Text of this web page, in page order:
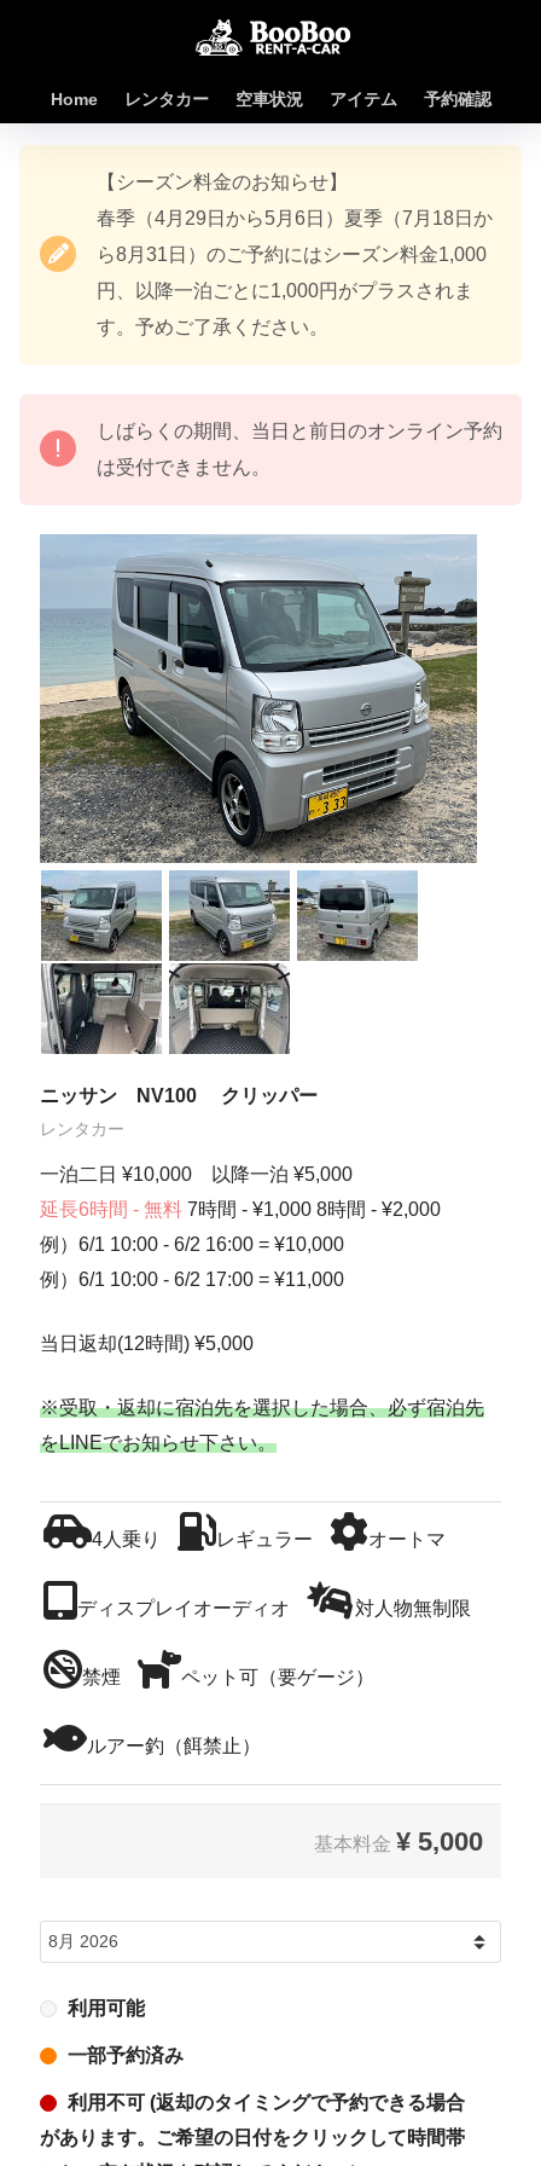
Home レンタカー 空車状況 アイテム 予約確認
【シーズン料金のお知らせ】
春季（4月29日から5月6日）夏季（7月18日か
ら8月31日）のご予約にはシーズン料金1,000
円、以降一泊ごとに1,000円がプラスされま
す。予めご了承ください。
しばらくの期間、当日と前日のオンライン予約
は受付できません。
ニッサン NV100 クリッパー
レンタカー
一泊二日 ¥10,000 以降一泊 ¥5,000
延長6時間 - 無料7時間 - ¥1,000 8時間 - ¥2,000
例）6/1 10:00 - 6/2 16:00 = ¥10,000
例）6/1 10:00 - 6/2 17:00 = ¥11,000
当日返却(12時間) ¥5,000
※受取・返却に宿泊先を選択した場合、必ず宿泊先
をLINEでお知らせ下さい。
4人乗り レギュラー オートマ
ディスプレイオーディオ 対人物無制限
禁煙 ペット可（要ゲージ）
ルアー釣（餌禁止）
基本料金 ¥ 5,000
利用可能
一部予約済み
利用不可 (返却のタイミングで予約できる場合
があります。ご希望の日付をクリックして時間帯